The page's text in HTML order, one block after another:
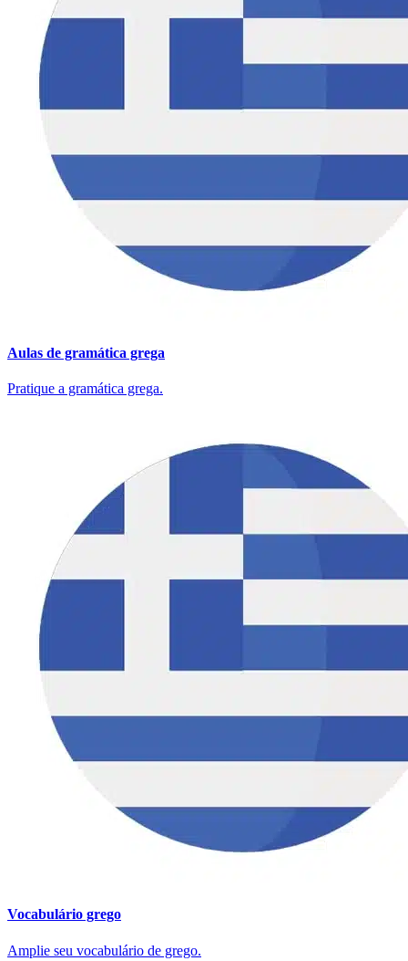
Aulas de gramática grega
Pratique a gramática grega.
Vocabulário grego
Amplie seu vocabulário de grego.